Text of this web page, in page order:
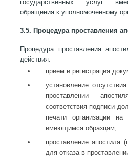
государственных услуг
обращения к уполномоченному
3.5. Процедура проставления
Процедура проставления
действия:
прием и регистрация
установление
проставлении
соответствия подписи
печати организации
имеющимся образцам;
проставление апостиля
для отказа в